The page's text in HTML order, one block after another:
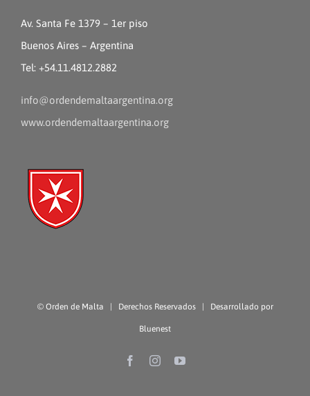
Av. Santa Fe 1379 – 1er piso
Buenos Aires – Argentina
Tel: +54.11.4812.2882
info@ordendemaltaargentina.org
www.ordendemaltaargentina.org
© Orden de Malta | Derechos Reservados | Desarrollado por
Bluenest
FacebookInstagramYouTube